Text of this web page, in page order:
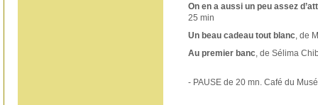
On en a aussi un peu assez
25 min
Un beau cadeau tout blanc , de
Au premier banc , de Sélima
- PAUSE de 20 mn. Café du